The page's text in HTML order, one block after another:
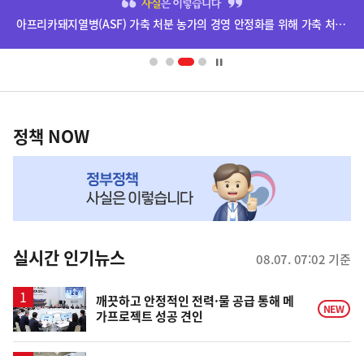
단
영
아프리카돼지열병(ASF) 가축 처분 농가의 경영 안정화를 위해 가축 처분 보상금을 신속하게 지급하겠습니다.
책
NOW,
뉴
스
정책 NOW
실시간 인기뉴스 08.07. 07:02 기준
깨끗하고 안정적인 전력·물 공급 통해 메
가프로젝트 성공 견인
NEW